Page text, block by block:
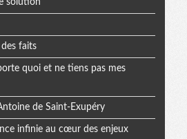
solution
faits
quoi et ne tiens pas mes
de Saint-Exupéry
infinie au cœur des enjeux